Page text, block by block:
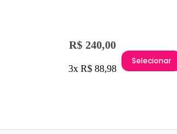
R$ 240,00
3x R$ 88,98
Selecionar